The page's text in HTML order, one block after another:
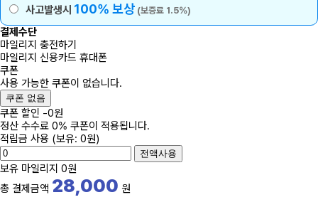
사고발생시 100% 보상 (보증료 1.5%)
결제수단
마일리지 충전하기
마일리지 신용카드 휴대폰
쿠폰
사용 가능한 쿠폰이 없습니다.
쿠폰 없음
쿠폰 할인 -0원
정산 수수료 0% 쿠폰이 적용됩니다.
적립금 사용 (보유: 0원)
전액사용
보유 마일리지 0원
총 결제금액 28,000 원